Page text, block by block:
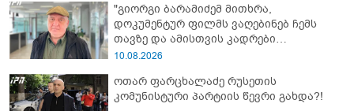
"გიორგი ბარამიძემ მითხრა,
დოკუმენტურ ფილმს ვაღებინებ ჩემს
თავზე და ამისთვის კადრები
მჭირდებაო... თურმე ამიტომ დაჰყავდა
ომი ვეტერანი მალხაზ თოფურია
10.08.2026
ოთარ ფარცხალაძე რუსეთის
კომუნისტური პარტიის წევრი გახდა?!